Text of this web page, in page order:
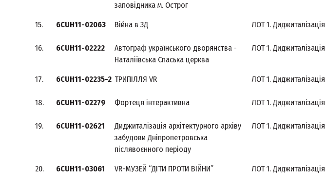
заповідника м. Острог
15. 6CUH11-02063 Війна в 3Д ЛОТ 1. Диджиталізація
16. 6CUH11-02222
Автограф українського дворянства -
Наталіївська Спаська церква
ЛОТ 1. Диджиталізація
17. 6CUH11-02235-2 ТРИПІЛЛЯ VR ЛОТ 1. Диджиталізація
18. 6CUH11-02279 Фортеця інтерактивна ЛОТ 1. Диджиталізація
19. 6CUH11-02621
Диджиталізація архітектурного архіву
забудови Дніпропетровська
післявоєнного періоду
ЛОТ 1. Диджиталізація
20. 6CUH11-03061 VR-МУЗЕЙ “ДІТИ ПРОТИ ВІЙНИ” ЛОТ 1. Диджиталізація